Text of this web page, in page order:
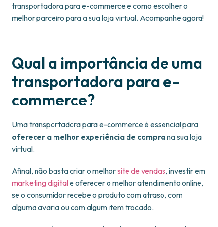
transportadora para e-commerce e como escolher o
melhor parceiro para a sua loja virtual. Acompanhe agora!
Qual a importância de uma
transportadora para e-
commerce?
Uma transportadora para e-commerce é essencial para
oferecer a melhor experiência de comprana sua loja
virtual.
Afinal, não basta criar o melhorsite de vendas, investir em
marketing digitale oferecer o melhor atendimento online,
se o consumidor recebe o produto com atraso, com
alguma avaria ou com algum item trocado.